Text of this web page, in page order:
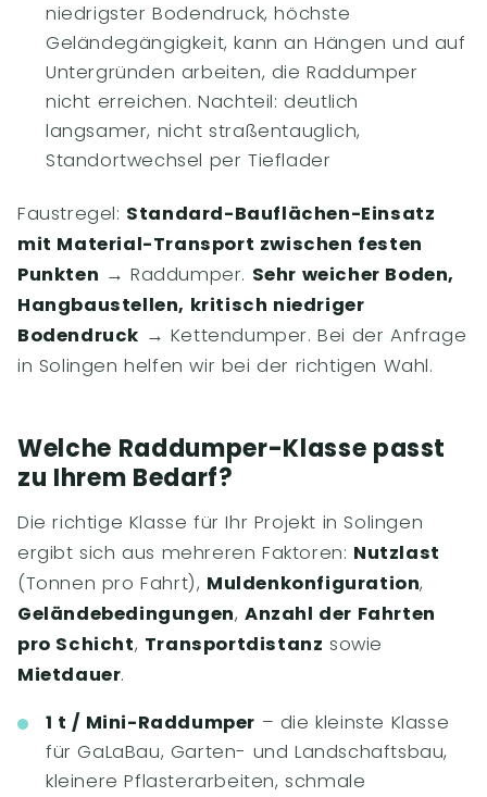
niedrigster Bodendruck, höchste
Geländegängigkeit, kann an Hängen und auf
Untergründen arbeiten, die Raddumper
nicht erreichen. Nachteil: deutlich
langsamer, nicht straßentauglich,
Standortwechsel per Tieflader
Faustregel: Standard-Bauflächen-Einsatz
mit Material-Transport zwischen festen
Punkten → Raddumper. Sehr weicher Boden,
Hangbaustellen, kritisch niedriger
Bodendruck → Kettendumper. Bei der Anfrage
in Solingen helfen wir bei der richtigen Wahl.
Welche Raddumper-Klasse passt
zu Ihrem Bedarf?
Die richtige Klasse für Ihr Projekt in Solingen
ergibt sich aus mehreren Faktoren: Nutzlast
(Tonnen pro Fahrt), Muldenkonfiguration,
Geländebedingungen,Anzahl der Fahrten
pro Schicht, Transportdistanz sowie
Mietdauer.
1 t / Mini-Raddumper – die kleinste Klasse
für GaLaBau, Garten- und Landschaftsbau,
kleinere Pflasterarbeiten, schmale